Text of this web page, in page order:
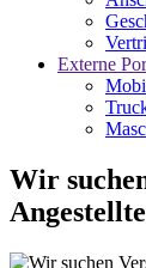
Externe
Wir